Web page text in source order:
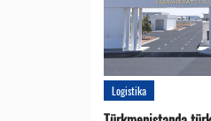
Logistika